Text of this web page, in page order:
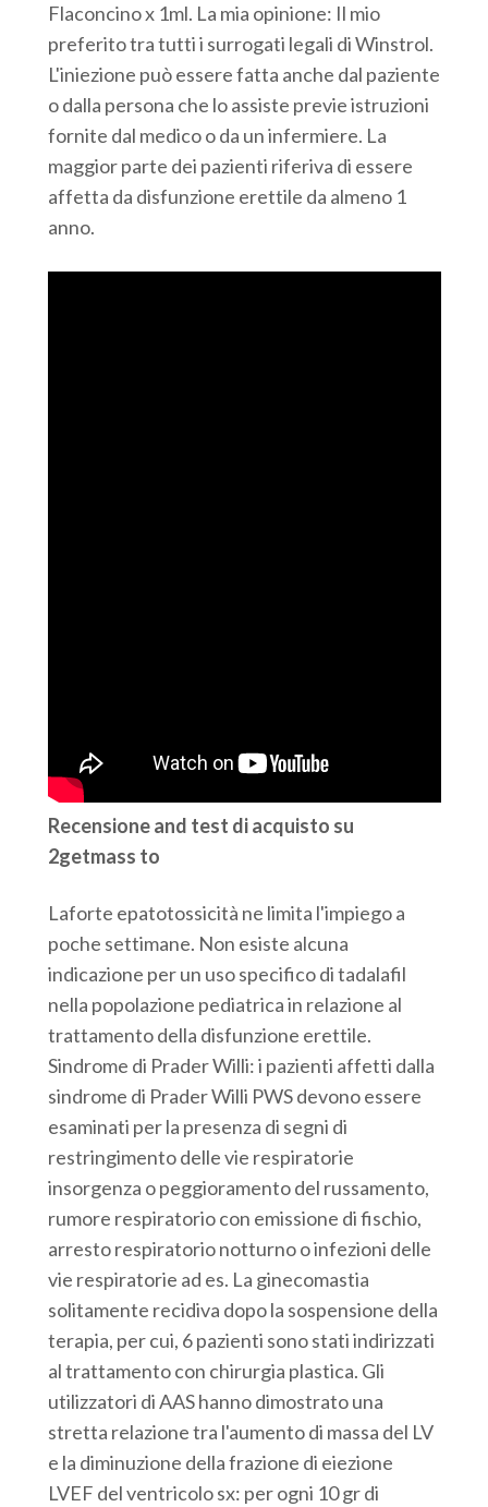
Flaconcino x 1ml. La mia opinione: Il mio
preferito tra tutti i surrogati legali di Winstrol.
L'iniezione può essere fatta anche dal paziente
o dalla persona che lo assiste previe istruzioni
fornite dal medico o da un infermiere. La
maggior parte dei pazienti riferiva di essere
affetta da disfunzione erettile da almeno 1
anno.
Recensione and test di acquisto su
2getmass to
Laforte epatotossicità ne limita l'impiego a
poche settimane. Non esiste alcuna
indicazione per un uso specifico di tadalafil
nella popolazione pediatrica in relazione al
trattamento della disfunzione erettile.
Sindrome di Prader Willi: i pazienti affetti dalla
sindrome di Prader Willi PWS devono essere
esaminati per la presenza di segni di
restringimento delle vie respiratorie
insorgenza o peggioramento del russamento,
rumore respiratorio con emissione di fischio,
arresto respiratorio notturno o infezioni delle
vie respiratorie ad es. La ginecomastia
solitamente recidiva dopo la sospensione della
terapia, per cui, 6 pazienti sono stati indirizzati
al trattamento con chirurgia plastica. Gli
utilizzatori di AAS hanno dimostrato una
stretta relazione tra l'aumento di massa del LV
e la diminuzione della frazione di eiezione
LVEF del ventricolo sx: per ogni 10 gr di